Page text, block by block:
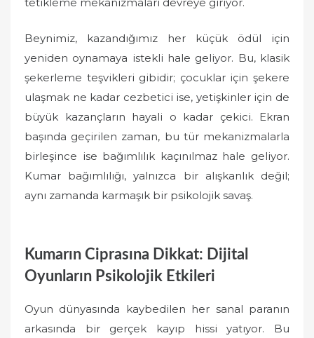
Beynimiz, kazandığımız her küçük ödül için
yeniden oynamaya istekli hale geliyor. Bu, klasik
şekerleme teşvikleri gibidir; çocuklar için şekere
ulaşmak ne kadar cezbetici ise, yetişkinler için de
büyük kazançların hayali o kadar çekici. Ekran
başında geçirilen zaman, bu tür mekanizmalarla
birleşince ise bağımlılık kaçınılmaz hale geliyor.
Kumar bağımlılığı, yalnızca bir alışkanlık değil;
aynı zamanda karmaşık bir psikolojik savaş.
Kumarın Ciprasına Dikkat: Dijital
Oyunların Psikolojik Etkileri
Oyun dünyasında kaybedilen her sanal paranın
arkasında bir gerçek kayıp hissi yatıyor. Bu